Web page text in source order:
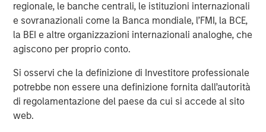
regionale, le banche centrali, le istituzioni internazionali
e sovranazionali come la Banca mondiale, l’FMI, la BCE,
la BEI e altre organizzazioni internazionali analoghe, che
agiscono per proprio conto.
Si osservi che la definizione di Investitore professionale
potrebbe non essere una definizione fornita dall’autorità
di regolamentazione del paese da cui si accede al sito
web.
proprietary tools the team uses to enhance their
investment process, as it helps provide structure
and rigour with identifying and processing
relevant and important data.